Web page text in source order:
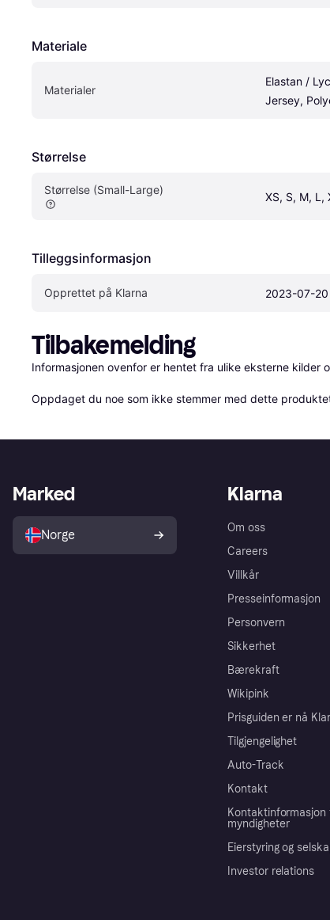
Materiale
Materialer
Elastan /
Jersey,
Størrelse
Størrelse (Small-Large)
XS, S, M, L,
Tilleggsinformasjon
Opprettet på Klarna 2023-07-20
Tilbakemelding
Informasjonen ovenfor er hentet fra ulike eksterne kilder
Oppdaget du noe som ikke stemmer med dette
Klarna
Om oss
Careers
Villkår
Presseinformasjon
Personvern
Sikkerhet
Bærekraft
Wikipink
Prisguiden er nå
Tilgjengelighet
Auto-Track
Kontakt
Kontaktinformasjon
myndigheter
Eierstyring og
Investor relations
Marked
Norge